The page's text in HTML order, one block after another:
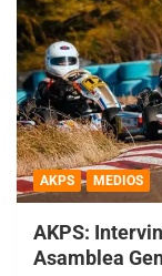
AKPS MEDIOS
AKPS:
Asamblea